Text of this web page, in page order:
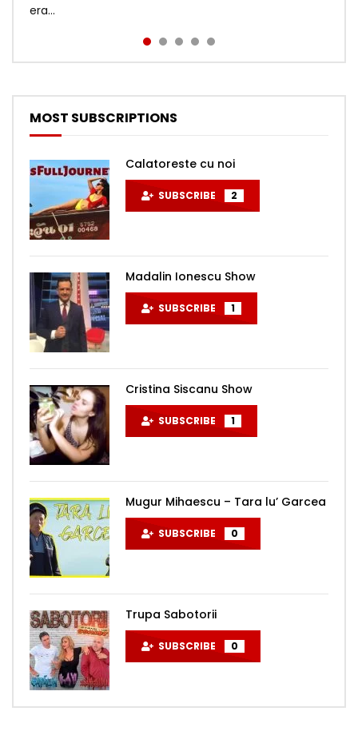
era...
https://wise.com/pay/me/tudors43 Dacă vrei să fii
trecută! De data acesta în Țara lu...
MOST SUBSCRIPTIONS
Calatoreste cu noi
SUBSCRIBE 2
Madalin Ionescu Show
SUBSCRIBE 1
Cristina Siscanu Show
SUBSCRIBE 1
Mugur Mihaescu – Tara lu’ Garcea
SUBSCRIBE 0
Trupa Sabotorii
SUBSCRIBE 0